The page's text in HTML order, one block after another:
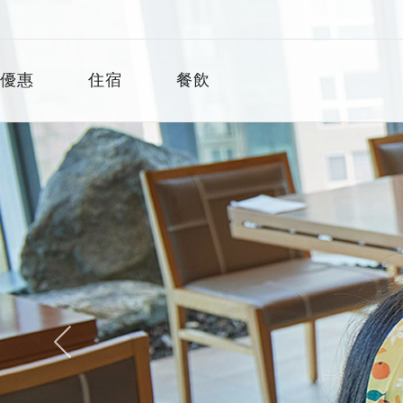
優惠
概況
​客房
餐飲
水療
購物
禮遇
住宿
概況
客房 套房
餐飲
概況
中式 日式
介绍 菜單​ 圖片庫